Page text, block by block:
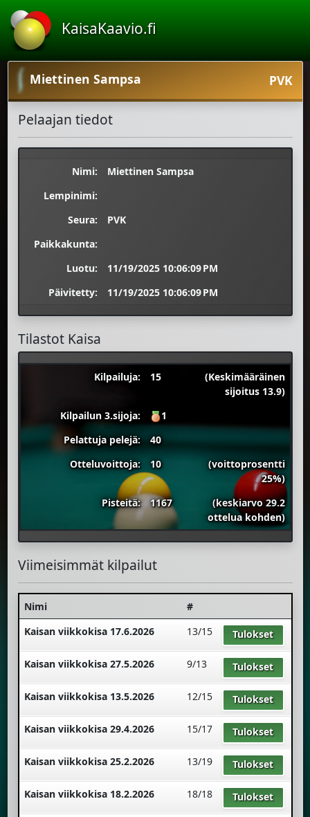
KaisaKaavio.fi
Miettinen Sampsa PVK
Pelaajan tiedot
Nimi:
Miettinen Sampsa
Lempinimi:
Seura:
PVK
Paikkakunta:
Luotu:
11/19/2025 10:06:09 PM
Päivitetty:
11/19/2025 10:06:09 PM
Tilastot Kaisa
Kilpailuja: 15
(Keskimääräinen
sijoitus 13.9)
Kilpailun 3.sijoja:
1
Pelattuja pelejä:
40
Otteluvoittoja:
10
(voittoprosentti
25%)
Pisteitä:
1167
(keskiarvo 29.2
ottelua kohden)
Viimeisimmät kilpailut
Nimi
#
Kaisan viikkokisa 17.6.2026
13/15 Tulokset
Kaisan viikkokisa 27.5.2026 9/13 Tulokset
Kaisan viikkokisa 13.5.2026 12/15 Tulokset
Kaisan viikkokisa 29.4.2026 15/17 Tulokset
Kaisan viikkokisa 25.2.2026 13/19 Tulokset
Kaisan viikkokisa 18.2.2026 18/18 Tulokset